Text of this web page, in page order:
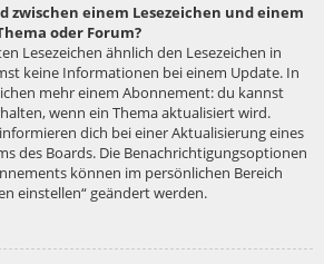
zwischen einem Lesezeichen und einem
oder Forum?
Lesezeichen ähnlich den Lesezeichen in
keine Informationen bei einem Update. In
mehr einem Abonnement: du kannst
wenn ein Thema aktualisiert wird.
dich bei einer Aktualisierung eines
des Boards. Die Benachrichtigungsoptionen
können im persönlichen Bereich
einstellen“ geändert werden.